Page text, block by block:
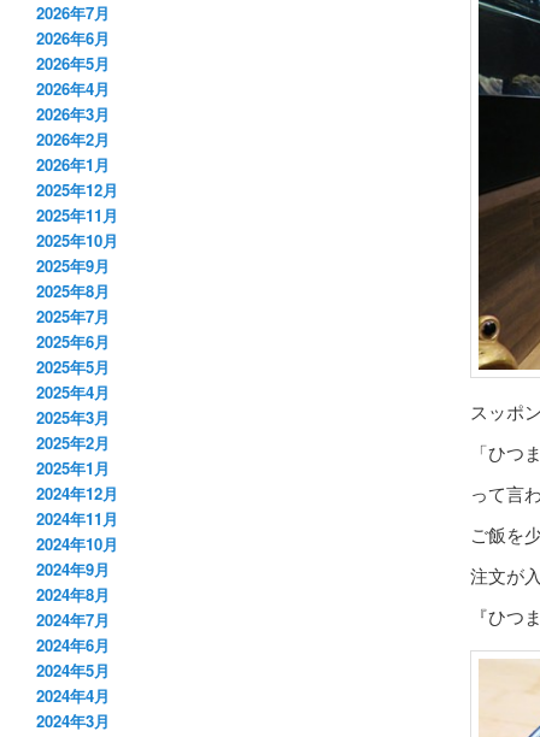
スッポ
「ひつ
って言
ご飯を
注文が
『ひ
2026年7月
2026年6月
2026年5月
2026年4月
2026年3月
2026年2月
2026年1月
2025年12月
2025年11月
2025年10月
2025年9月
2025年8月
2025年7月
2025年6月
2025年5月
2025年4月
2025年3月
2025年2月
2025年1月
2024年12月
2024年11月
2024年10月
2024年9月
2024年8月
2024年7月
2024年6月
2024年5月
2024年4月
2024年3月